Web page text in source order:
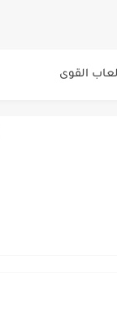
ويعيد قراءة...